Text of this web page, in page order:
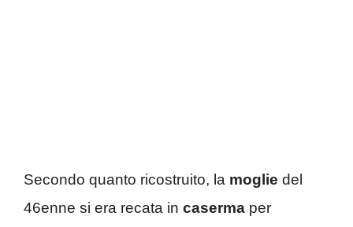
Secondo quanto ricostruito, la moglie del
46enne si era recata in caserma per